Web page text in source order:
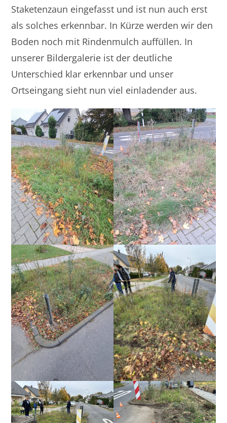
Staketenzaun eingefasst und ist nun auch erst
als solches erkennbar. In Kürze werden wir den
Boden noch mit Rindenmulch auffüllen. In
unserer Bildergalerie ist der deutliche
Unterschied klar erkennbar und unser
Ortseingang sieht nun viel einladender aus.